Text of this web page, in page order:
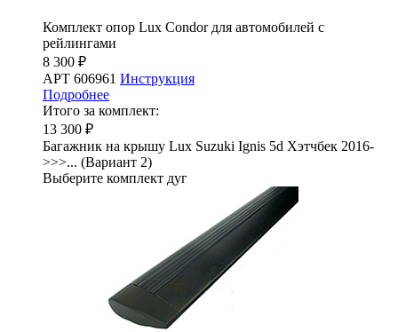
Комплект опор Lux Condor для автомобилей с
рейлингами
8 300 ₽
АРТ 606961 Инструкция
Подробнее
Итого за комплект:
13 300 ₽
Багажник на крышу Lux Suzuki Ignis 5d Хэтчбек 2016-
>>>... (Вариант 2)
Выберите комплект дуг